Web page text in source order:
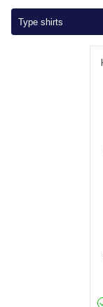
Type shirts
Poloshirts lange